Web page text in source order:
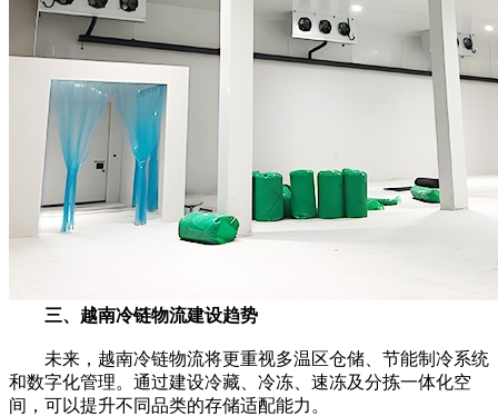
三、越南冷链物流建设趋势
未来，越南冷链物流将更重视多温区仓储、节能制冷系统
和数字化管理。通过建设冷藏、冷冻、速冻及分拣一体化空
间，可以提升不同品类的存储适配能力。